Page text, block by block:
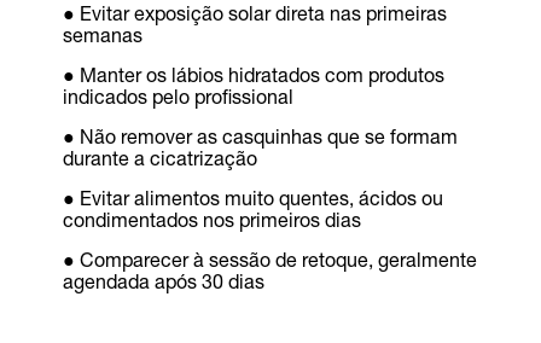
● Evitar exposição solar direta nas primeiras
semanas
● Manter os lábios hidratados com produtos
indicados pelo profissional
● Não remover as casquinhas que se formam
durante a cicatrização
● Evitar alimentos muito quentes, ácidos ou
condimentados nos primeiros dias
● Comparecer à sessão de retoque, geralmente
agendada após 30 dias